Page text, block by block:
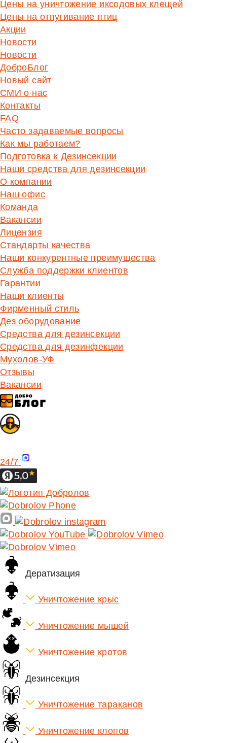
Цены на уничтожение иксодовых клещей
Цены на отпугивание птиц
Акции
Новости
Новости
ДоброБлог
Новый сайт
СМИ о нас
Контакты
FAQ
Часто задаваемые вопросы
Как мы работаем?
Подготовка к Дезинсекции
Наши средства для дезинсекции
О компании
Наш офис
Команда
Вакансии
Лицензия
Стандарты качества
Наши конкурентные преимущества
Служба поддержки клиентов
Гарантии
Наши клиенты
Фирменный стиль
Дез оборудование
Средства для дезинсекции
Средства для дезинфекции
Мухолов-УФ
Отзывы
Вакансии
24/7
Дератизация
Уничтожение крыс
Уничтожение мышей
Уничтожение кротов
Дезинсекция
Уничтожение тараканов
Уничтожение клопов